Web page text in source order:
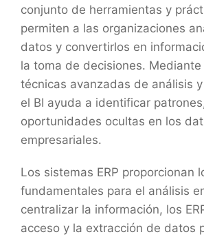
conjunto de herramientas y
permiten a las organizaciones
datos y convertirlos en
la toma de decisiones.
técnicas avanzadas de análisis
el BI ayuda a identificar
oportunidades ocultas en los
empresariales.
Los sistemas ERP proporcionan
fundamentales para el análisis
centralizar la información, los
acceso y la extracción de datos